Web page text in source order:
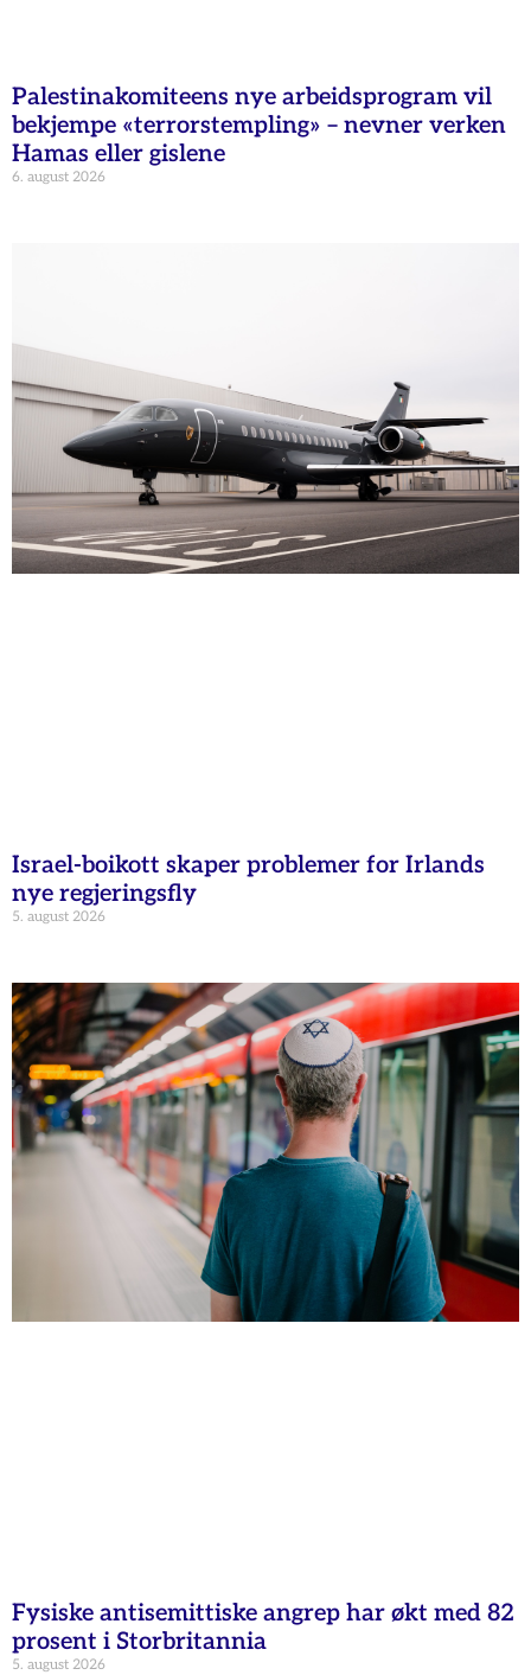
Palestinakomiteens nye arbeidsprogram vil
bekjempe «terrorstempling» – nevner verken
Hamas eller gislene
6. august 2026
Israel-boikott skaper problemer for Irlands
nye regjeringsfly
5. august 2026
Fysiske antisemittiske angrep har økt med 82
prosent i Storbritannia
5. august 2026